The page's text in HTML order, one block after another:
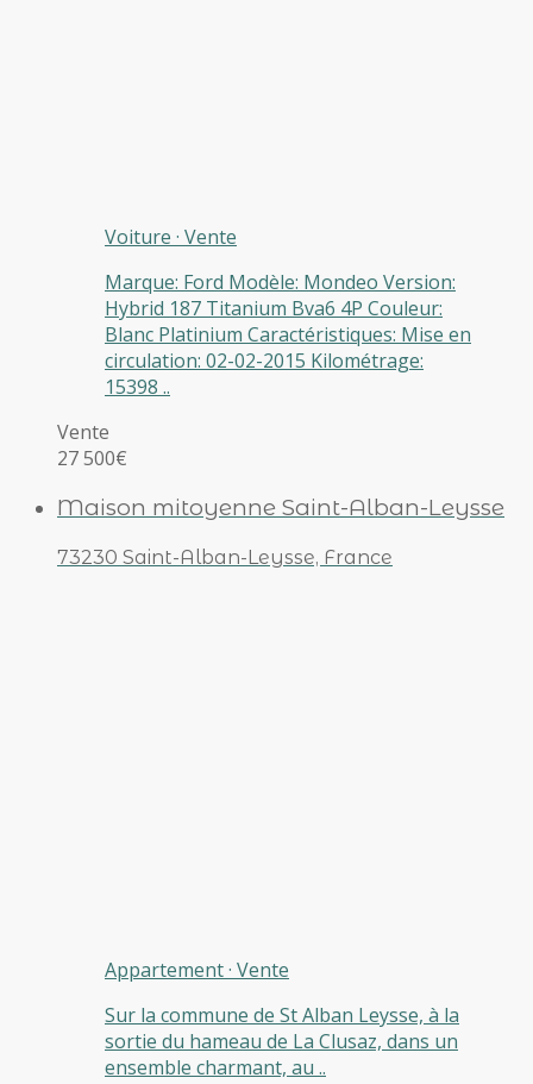
Voiture · Vente
Marque: Ford Modèle: Mondeo Version:
Hybrid 187 Titanium Bva6 4P Couleur:
Blanc Platinium Caractéristiques: Mise en
circulation: 02-02-2015 Kilométrage:
15398 ..
Vente
27 500€
Maison mitoyenne Saint-Alban-Leysse
73230 Saint-Alban-Leysse, France
Appartement· Vente
Sur la commune de St Alban Leysse, à la
sortie du hameau de La Clusaz, dans un
ensemble charmant, au ..